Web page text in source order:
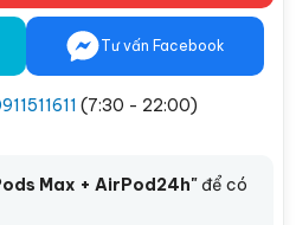
Tư vấn Facebook
(7:30 - 22:00)
Max + AirPod24h"để có